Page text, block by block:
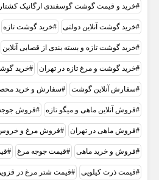
خرید و قیمت گوشت گوسفندی ارگانیک
خرید گوشت آنلاین دولتی خرید گوشت تازه
خرید گوشت تازه و بسته بندی از قصابی آنلاین
خرید گوشت و مرغ تازه در تهران خرید
سفارش آنلاین گوشت سفارش و خرید
فروش آنلاین ماهی و میگو تازه فروش
فروش ماهی در تهران فروش مرغ و خروس
فروش و خرید ماهی قیمت جوجه مرغ
قیمت ذرت کیلویی قیمت شتر مرغ در